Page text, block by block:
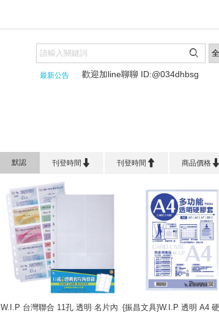

最新公告歡迎加line聊聊 ID:@034dhbsg
默認 刊登時間  刊登時間  商品價格 
W.I.P 台灣聯合 11孔 透明 名片內 {振昌文具}W.I.P 透明 A4